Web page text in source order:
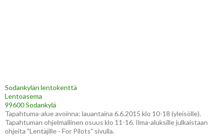
Sodankylän lentokenttä
Lentoasema
99600 Sodankylä
Tapahtuma-alue avoinna: lauantaina 6.6.2015 klo 10-18 (yleisölle).
Tapahtuman ohjelmallinen osuus klo 11-16. Ilma-aluksille julkaistaan
ohjeita "Lentäjille - For Pilots" sivulla.